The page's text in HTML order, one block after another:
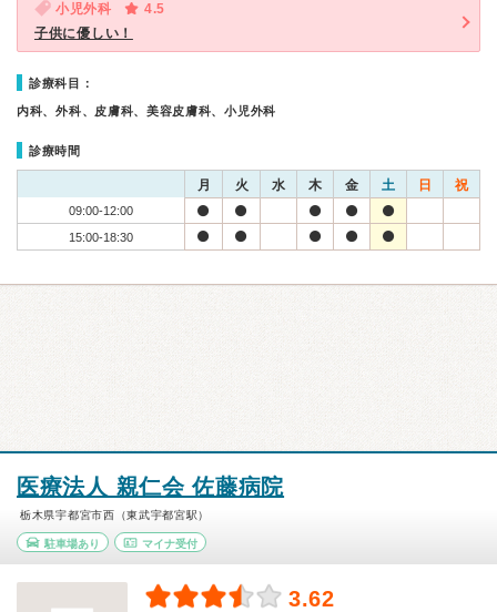
小児外科
4.5
子供に優しい！
診療科目：
内科、外科、皮膚科、美容皮膚科、小児外科
診療時間
月 火 水 木 金 土 日 祝
09:00-12:00
15:00-18:30
医療法人 親仁会 佐藤病院
栃木県宇都宮市西（東武宇都宮駅）
駐車場あり マイナ受付
3.62